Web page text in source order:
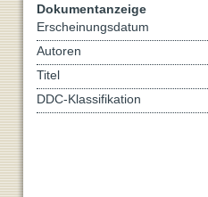
Dokumentanzeige
Erscheinungsdatum
Autoren
Titel
DDC-Klassifikation